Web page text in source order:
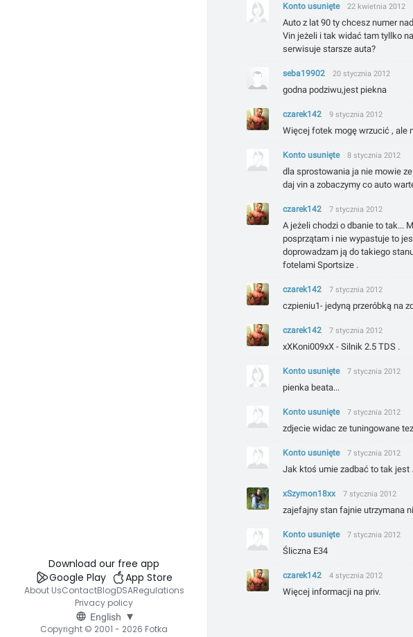
Download our free app
Google Play
App Store
About UsContactBlogDSARegulations
Privacy policy
English ▾
Copyright © 2001 - 2026 Fotka
Konto usunięte 22 kwietnia 2012
Auto z lat 90 ty chcesz numer
Vin jeżeli i tak widać tam tyllko
serwisuje starsze auta?
seba19902 20 stycznia 2012
godna podziwu,jest piekna
czarek142 9 stycznia 2012
Więcej fotek mogę wrzucić , ale
Konto usunięte 8 stycznia 2012
dla sprostowania ja nie mowie
daj vin a zobaczymy co auto
czarek142 7 stycznia 2012
A jeżeli chodzi o dbanie to tak...
posprzątam i nie wypastuje to
doprowadzam ją do takiego
fotelami Sportsize .
czarek142 7 stycznia 2012
czpieniu1- jedyną przeróbką na
czarek142 7 stycznia 2012
xXKoni009xX - Silnik 2.5 TDS .
Konto usunięte 7 stycznia 2012
pienka beata...
Konto usunięte 7 stycznia 2012
zdjecie widac ze tuningowane
Konto usunięte 7 stycznia 2012
Jak ktoś umie zadbać to tak jest
xSzymon18xx 7 stycznia 2012
zajefajny stan fajnie utrzymana
Konto usunięte 7 stycznia 2012
Śliczna E34
czarek142 4 stycznia 2012
Więcej informacji na priv.